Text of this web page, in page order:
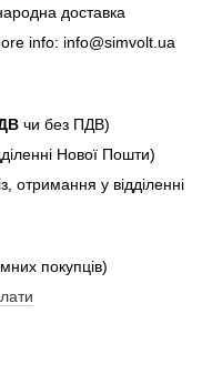
доставка
info: info@simvolt.ua
чи без ПДВ)
Нової Пошти)
отримання у відділенні
покупців)